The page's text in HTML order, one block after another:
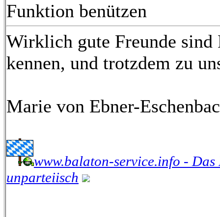
Funktion benützen
Wirklich gute Freunde sind
kennen, und trotzdem zu
Marie von Ebner-
www.balaton-service.info -
unparteiisch